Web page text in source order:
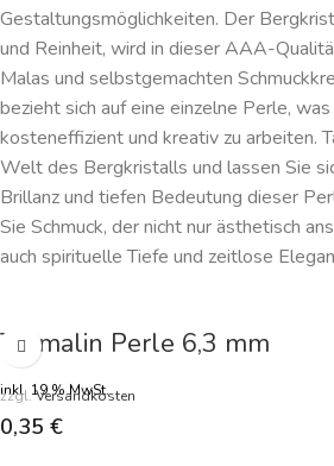
Gestaltungsmöglichkeiten. Der
und Reinheit, wird in dieser AAA-
Malas und selbstgemachten
bezieht sich auf eine einzelne Perle,
kosteneffizient und kreativ zu arbeiten.
Welt des Bergkristalls und lassen Sie
Brillanz und tiefen Bedeutung dieser
Sie Schmuck, der nicht nur ästhetisch
auch spirituelle Tiefe und zeitlose
Turmalin Perle 6,3 mm
inkl. 19 % MwSt.
zzgl.Versandkosten
0,35 €